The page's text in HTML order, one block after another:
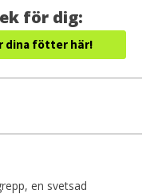
för dig:
dina fötter här!
en svetsad